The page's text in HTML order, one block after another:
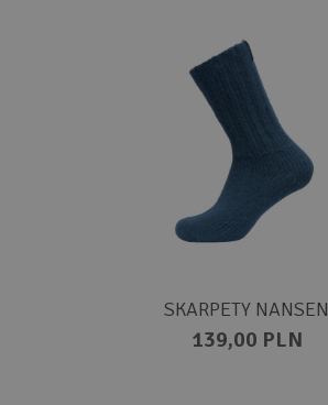
SKARPETY NANSEN
139,00 PLN